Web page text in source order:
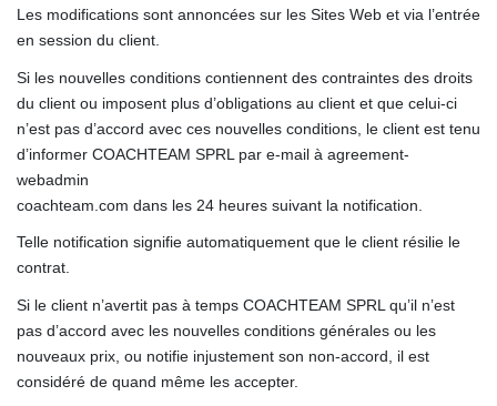
Les modifications sont annoncées sur les Sites Web et via l’entrée
en session du client.
Si les nouvelles conditions contiennent des contraintes des droits
du client ou imposent plus d’obligations au client et que celui-ci
n’est pas d’accord avec ces nouvelles conditions, le client est tenu
d’informer COACHTEAM SPRL par e-mail à agreement-
webadmin
coachteam.com dans les 24 heures suivant la notification.
Telle notification signifie automatiquement que le client résilie le
contrat.
Si le client n’avertit pas à temps COACHTEAM SPRL qu’il n’est
pas d’accord avec les nouvelles conditions générales ou les
nouveaux prix, ou notifie injustement son non-accord, il est
considéré de quand même les accepter.